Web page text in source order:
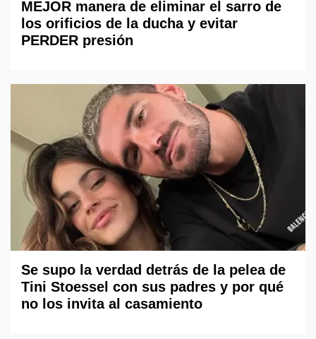
MEJOR manera de eliminar el sarro de
los orificios de la ducha y evitar
PERDER presión
Se supo la verdad detrás de la pelea de
Tini Stoessel con sus padres y por qué
no los invita al casamiento